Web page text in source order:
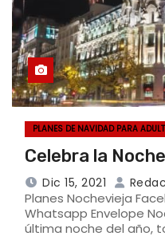
PLANES DE NAVIDAD PARA
Celebra la
Dic 15, 2021
Planes Nochevieja
Whatsapp Envelope
última noche del año,